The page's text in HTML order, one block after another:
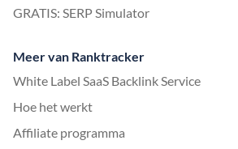
GRATIS: SERP Simulator
Meer van Ranktracker
White Label SaaS Backlink Service
Hoe het werkt
Affiliate programma